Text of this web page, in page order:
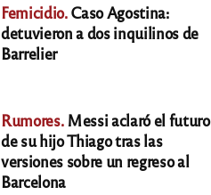
Femicidio.Caso Agostina:
detuvieron a dos inquilinos de
Barrelier
Rumores.Messi aclaró el futuro
de su hijo Thiago tras las
versiones sobre un regreso al
Barcelona